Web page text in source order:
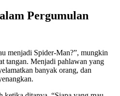
Pergumulan
menjadi Spider-Man?”, mungkin
tangan. Menjadi pahlawan yang
banyak orang, dan